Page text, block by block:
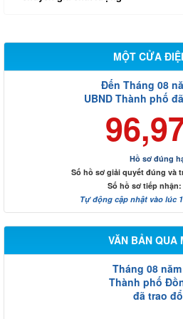
MỘT CỬA
Đến Tháng 08
UBND Thành phố
Hồ sơ đúng
Số hồ sơ giải quyết đúng và
Số hồ sơ tiếp nhận:
Tự động cập nhật vào lúc
VĂN BẢN QUA
Tháng 08
Thành phố
đã trao